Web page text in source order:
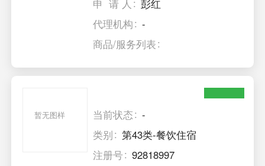
申 请 人
彭红
代理机构
-
商品/服务列表
暂无图样 当前状态
-
类别
第43类-餐饮住宿
注册号
92818997